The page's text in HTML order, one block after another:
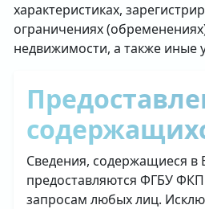
характеристиках,
ограничениях
недвижимости, а также иные
Сведения, содержащиеся
предоставляются ФГБУ
запросам любых лиц.